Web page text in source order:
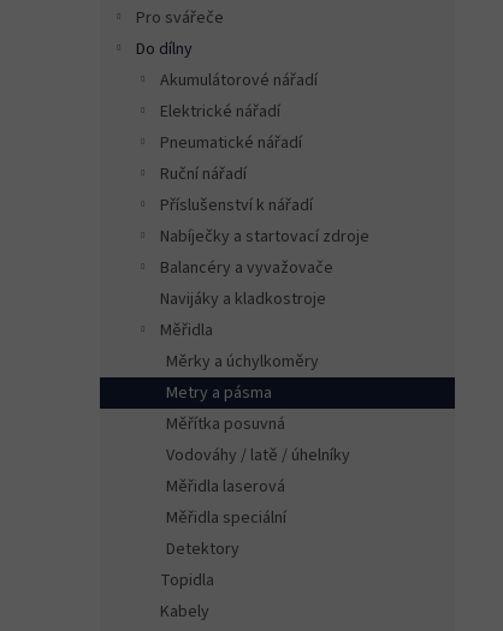
Pro svářeče
Do dílny
Akumulátorové nářadí
Elektrické nářadí
Pneumatické nářadí
Ruční nářadí
Příslušenství k nářadí
Nabíječky a startovací zdroje
Balancéry a vyvažovače
Navijáky a kladkostroje
Měřidla
Měrky a úchylkoměry
Metry a pásma
Měřítka posuvná
Vodováhy / latě / úhelníky
Měřidla laserová
Měřidla speciální
Detektory
Topidla
Kabely